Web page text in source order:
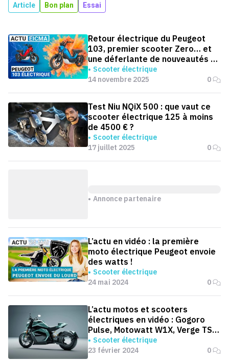
Article Bon plan Essai
Retour électrique du Peugeot
103, premier scooter Zero… et
une déferlante de nouveautés à
EICMA 2025
Scooter électrique
14 novembre 2025
0
Test Niu NQiX 500 : que vaut ce
scooter électrique 125 à moins
de 4500 € ?
Scooter électrique
17 juillet 2025
0
Annonce partenaire
L’actu en vidéo : la première
moto électrique Peugeot envoie
des watts !
Scooter électrique
24 mai 2024
0
L’actu motos et scooters
électriques en vidéo : Gogoro
Pulse, Motowatt W1X, Verge TS
Ultra...
Scooter électrique
23 février 2024
0